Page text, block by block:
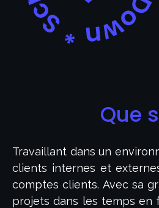
Que
Travaillant dans un
clients internes et
comptes clients. Avec sa
projets dans les temps en